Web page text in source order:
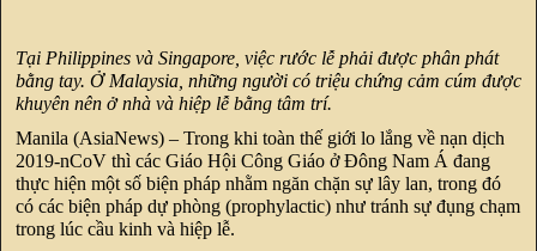
Tại Philippines và Singapore, việc rước lễ phải được phân phát
bằng tay. Ở Malaysia, những người có triệu chứng cảm cúm được
khuyên nên ở nhà và hiệp lễ bằng tâm trí.
Manila (AsiaNews) – Trong khi toàn thế giới lo lắng về nạn dịch
2019-nCoV thì các Giáo Hội Công Giáo ở Đông Nam Á đang
thực hiện một số biện pháp nhằm ngăn chặn sự lây lan, trong đó
có các biện pháp dự phòng (prophylactic) như tránh sự đụng chạm
trong lúc cầu kinh và hiệp lễ.